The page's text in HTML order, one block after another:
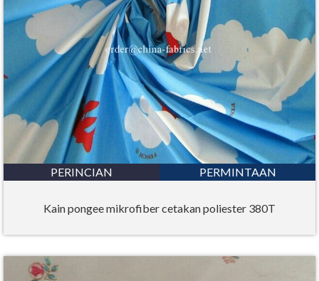
PERINCIAN PERMINTAAN
Kain pongee mikrofiber cetakan poliester 380T